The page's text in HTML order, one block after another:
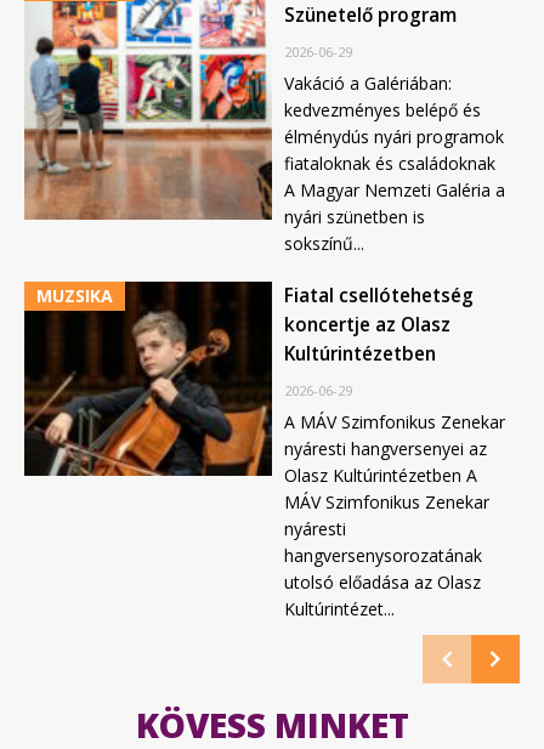
Szünetelő program
2026-06-29
Vakáció a Galériában:
kedvezményes belépő és
élménydús nyári programok
fiataloknak és családoknak
A Magyar Nemzeti Galéria a
nyári szünetben is
sokszínű...
MUZSIKA
Fiatal csellótehetség
koncertje az Olasz
Kultúrintézetben
2026-06-29
A MÁV Szimfonikus Zenekar
nyáresti hangversenyei az
Olasz Kultúrintézetben A
MÁV Szimfonikus Zenekar
nyáresti
hangversenysorozatának
utolsó előadása az Olasz
Kultúrintézet...
KÖVESS MINKET